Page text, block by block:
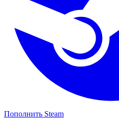
Пополнить Steam